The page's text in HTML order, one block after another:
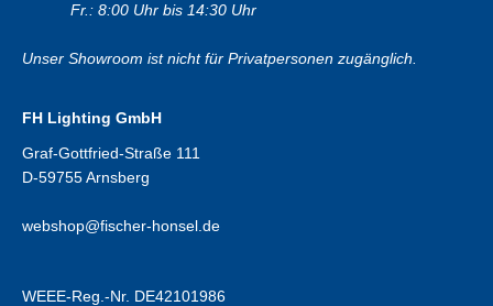
Fr.: 8:00 Uhr bis 14:30 Uhr
Unser Showroom ist nicht für Privatpersonen zugänglich.
FH Lighting GmbH
Graf-Gottfried-Straße 111
D-59755 Arnsberg
webshop@fischer-honsel.de
WEEE-Reg.-Nr. DE42101986